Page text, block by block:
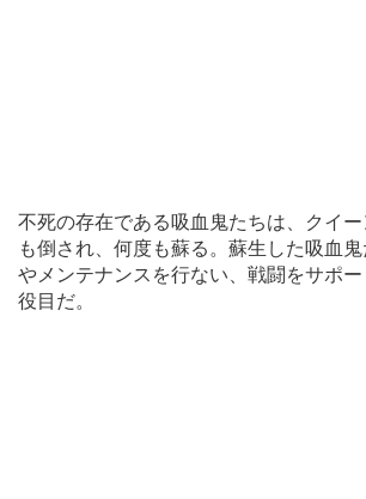
不死の存在である吸血鬼たちは、クイ
も倒され、何度も蘇る。蘇生した吸血
やメンテナンスを行ない、戦闘をサポ
役目だ。